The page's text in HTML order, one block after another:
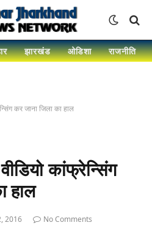
झारखंड ओडिशा राजनीति
कर जाना जिला का हाल
कांफ्रेन्सिंग
हाल
2016
No Comments